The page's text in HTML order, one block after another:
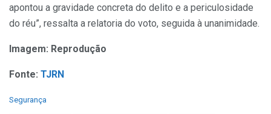
apontou a gravidade concreta do delito e a periculosidade
do réu”, ressalta a relatoria do voto, seguida à unanimidade.
Imagem: Reprodução
Fonte: TJRN
C
Segurança